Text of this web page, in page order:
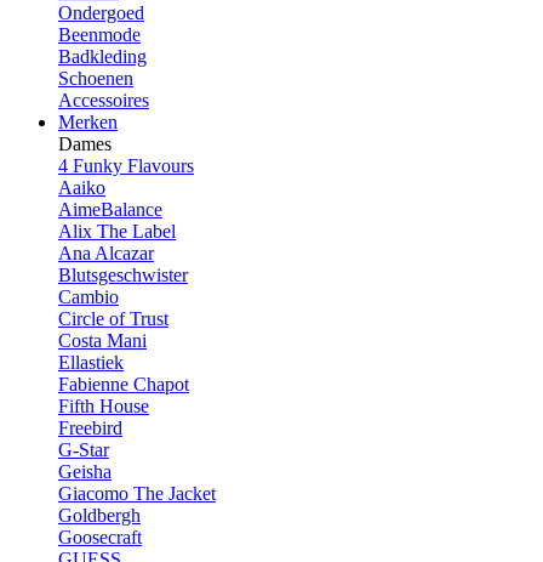
Ondergoed
Beenmode
Badkleding
Schoenen
Accessoires
Merken
Dames
4 Funky Flavours
Aaiko
AimeBalance
Alix The Label
Ana Alcazar
Blutsgeschwister
Cambio
Circle of Trust
Costa Mani
Ellastiek
Fabienne Chapot
Fifth House
Freebird
G-Star
Geisha
Giacomo The Jacket
Goldbergh
Goosecraft